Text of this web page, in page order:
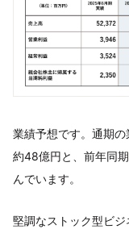
業績予想です。通期
約48億円と、前年同
んでいます。
堅調なストック型ビ